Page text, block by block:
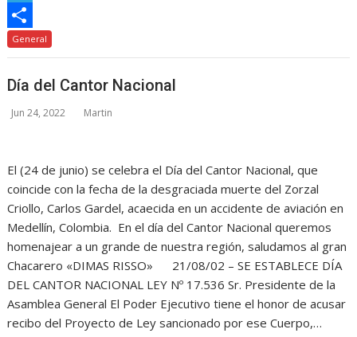
o
k
ee
s
t
t
s
p
p
s
s
n
g
r
o
p
L
k
T
e
e
g
a
m
C
m
p
r
t
r
General
Día del Cantor Nacional
Jun 24, 2022 Martin
El (24 de junio) se celebra el Día del Cantor Nacional, que
coincide con la fecha de la desgraciada muerte del Zorzal
Criollo, Carlos Gardel, acaecida en un accidente de aviación en
Medellín, Colombia. En el día del Cantor Nacional queremos
homenajear a un grande de nuestra región, saludamos al gran
Chacarero «DIMAS RISSO» 21/08/02 – SE ESTABLECE DÍA
DEL CANTOR NACIONAL LEY Nº 17.536 Sr. Presidente de la
Asamblea General El Poder Ejecutivo tiene el honor de acusar
recibo del Proyecto de Ley sancionado por ese Cuerpo,…